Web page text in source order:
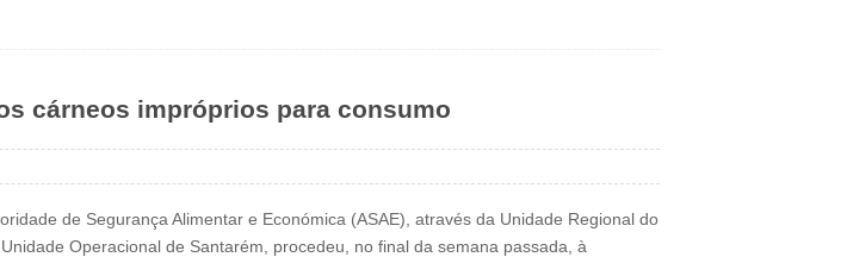
cárneos impróprios para consumo
de Segurança Alimentar e Económica (ASAE), através da Unidade Regional do
Operacional de Santarém, procedeu, no final da semana passada, à